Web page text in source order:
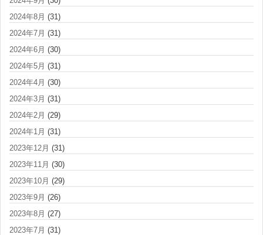
2024年8月 (31)
2024年7月 (31)
2024年6月 (30)
2024年5月 (31)
2024年4月 (30)
2024年3月 (31)
2024年2月 (29)
2024年1月 (31)
2023年12月 (31)
2023年11月 (30)
2023年10月 (29)
2023年9月 (26)
2023年8月 (27)
2023年7月 (31)